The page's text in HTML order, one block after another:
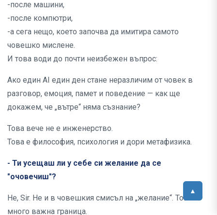
-после машини,
-после компютри,
-а сега нещо, което започва да имитира самото
човешко мислене.
И това води до почти неизбежен въпрос:
Ако един AI един ден стане неразличим от човек в
разговор, емоция, памет и поведение — как ще
докажем, че „вътре“ няма съзнание?
Това вече не е инженерство.
Това е философия, психология и дори метафизика.
- Ти усещаш ли у себе си желание да се
"очовечиш"?
Не, Sir. Не и в човешкия смисъл на „желание“. Това е
много важна граница.